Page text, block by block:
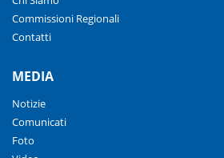
Commissioni Regionali
Contatti
MEDIA
Notizie
Comunicati
Foto